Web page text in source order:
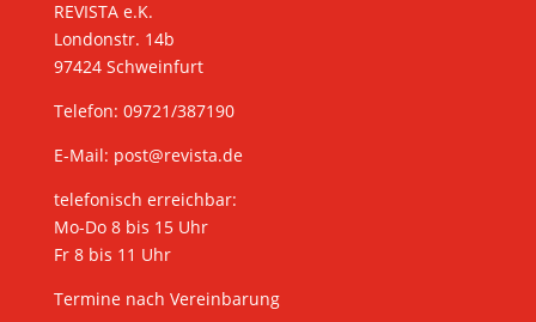
REVISTA e.K.
Londonstr. 14b
97424 Schweinfurt
Telefon: 09721/387190
E-Mail: post@revista.de
telefonisch erreichbar:
Mo-Do 8 bis 15 Uhr
Fr 8 bis 11 Uhr
Termine nach Vereinbarung